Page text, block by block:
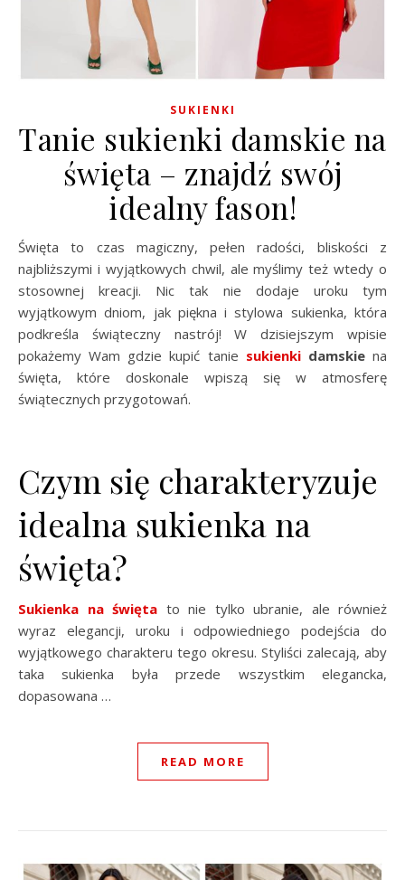
SUKIENKI
Tanie sukienki damskie na
święta – znajdź swój
idealny fason!
Święta to czas magiczny, pełen radości, bliskości z
najbliższymi i wyjątkowych chwil, ale myślimy też wtedy o
stosownej kreacji. Nic tak nie dodaje uroku tym
wyjątkowym dniom, jak piękna i stylowa sukienka, która
podkreśla świąteczny nastrój! W dzisiejszym wpisie
pokażemy Wam gdzie kupić tanie sukienkidamskiena
święta, które doskonale wpiszą się w atmosferę
świątecznych przygotowań.
Czym się charakteryzuje
idealna sukienka na
święta?
Sukienka na święta to nie tylko ubranie, ale również
wyraz elegancji, uroku i odpowiedniego podejścia do
wyjątkowego charakteru tego okresu. Styliści zalecają, aby
taka sukienka była przede wszystkim elegancka,
dopasowana …
READ MORE